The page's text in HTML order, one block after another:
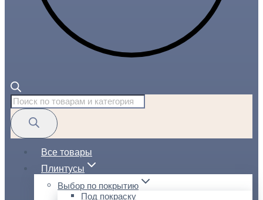
Поиск
товаров
Все товары
Плинтусы
Выбор по покрытию
Под покраску